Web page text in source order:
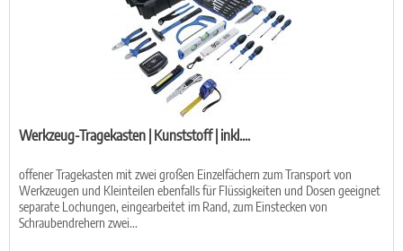
Werkzeug-Tragekasten | Kunststoff | inkl....
offener Tragekasten mit zwei großen Einzelfächern zum Transport von
Werkzeugen und Kleinteilen ebenfalls für Flüssigkeiten und Dosen geeignet
separate Lochungen, eingearbeitet im Rand, zum Einstecken von
Schraubendrehern zwei...